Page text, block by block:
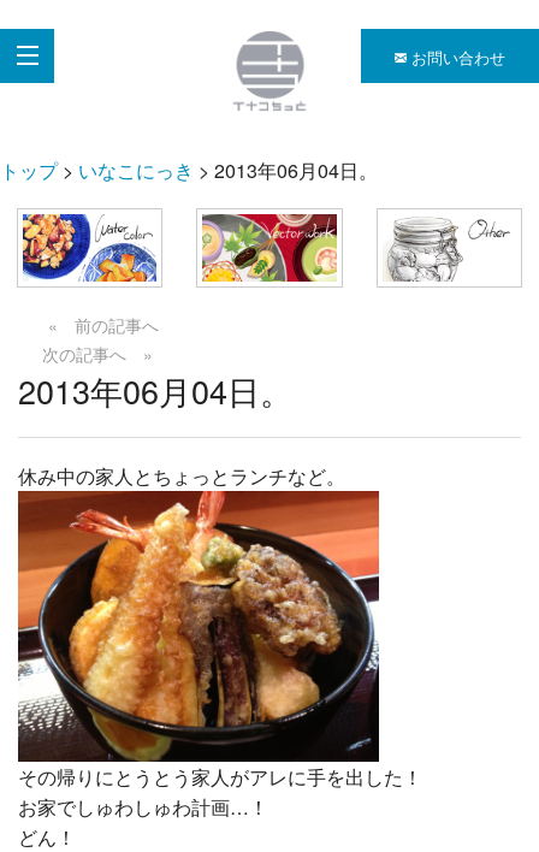
お問い合わせ
トップ> いなこにっき > 2013年06月04日。
« 前の記事へ
次の記事へ »
2013年06月04日。
休み中の家人とちょっとランチなど。
その帰りにとうとう家人がアレに手を出した！
お家でしゅわしゅわ計画…！
どん！